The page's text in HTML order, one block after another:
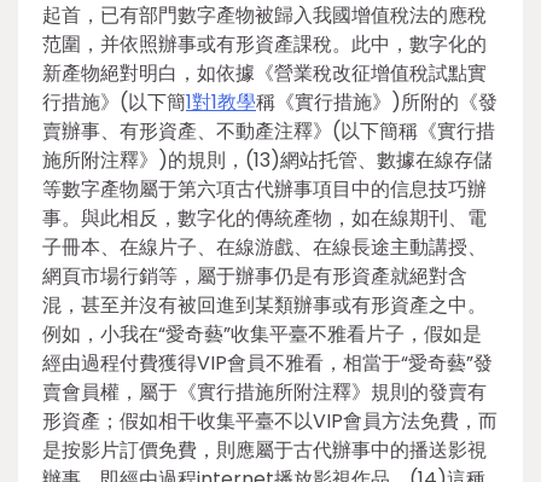
起首，已有部門數字產物被歸入我國增值稅法的應稅
范圍，并依照辦事或有形資產課稅。此中，數字化的
新產物絕對明白，如依據《營業稅改征增值稅試點實
行措施》(以下簡1對1教學稱《實行措施》)所附的《發
賣辦事、有形資產、不動產注釋》(以下簡稱《實行措
施所附注釋》)的規則，(13)網站托管、數據在線存儲
等數字產物屬于第六項古代辦事項目中的信息技巧辦
事。與此相反，數字化的傳統產物，如在線期刊、電
子冊本、在線片子、在線游戲、在線長途主動講授、
網頁市場行銷等，屬于辦事仍是有形資產就絕對含
混，甚至并沒有被回進到某類辦事或有形資產之中。
例如，小我在“愛奇藝”收集平臺不雅看片子，假如是
經由過程付費獲得VIP會員不雅看，相當于“愛奇藝”發
賣會員權，屬于《實行措施所附注釋》規則的發賣有
形資產；假如相干收集平臺不以VIP會員方法免費，而
是按影片訂價免費，則應屬于古代辦事中的播送影視